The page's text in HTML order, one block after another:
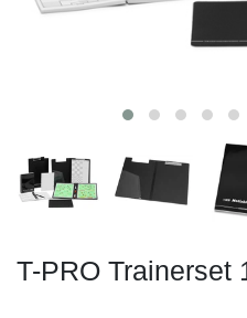
T-PRO Trainerset